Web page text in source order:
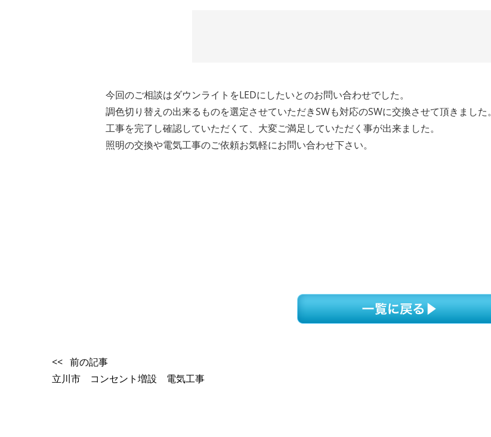
今回のご相談はダウンライトをLEDにしたいとのお問い合わせでした。
調色切り替えの出来るものを選定させていただきSWも対応のSWに交換させて頂きました。
工事を完了し確認していただくて、大変ご満足していただく事が出来ました。
照明の交換や電気工事のご依頼お気軽にお問い合わせ下さい。
<< 前の記事
立川市 コンセント増設 電気工事